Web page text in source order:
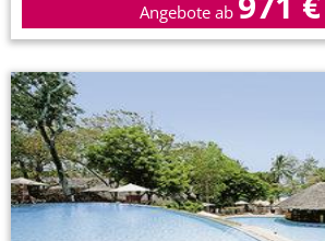
Angebote ab